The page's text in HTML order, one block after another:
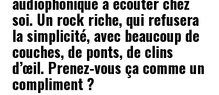
soi. Un rock riche, qui refusera
la simplicité, avec beaucoup de
couches, de ponts, de clins
d’œil. Prenez-vousça comme un
compliment ?